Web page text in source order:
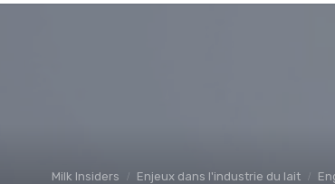
Milk Insiders Enjeux dans l'industrie du lait